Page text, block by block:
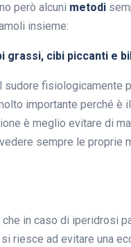
però alcuni metodi
insieme:
grassi, cibi piccanti e
sudore fisiologicamente
importante perché
è meglio evitare di
sempre le proprie
in caso di iperidrosi
si riesce ad evitare una